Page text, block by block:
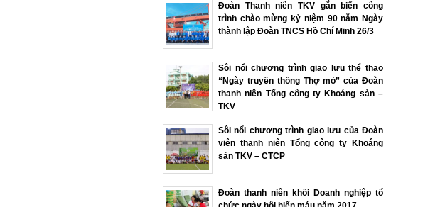
Đoàn Thanh niên TKV gắn biển công
trình chào mừng kỷ niệm 90 năm Ngày
thành lập Đoàn TNCS Hồ Chí Minh 26/3
Sôi nổi chương trình giao lưu thể thao
“Ngày truyền thống Thợ mỏ” của Đoàn
thanh niên Tổng công ty Khoáng sản –
TKV
Sôi nổi chương trình giao lưu của Đoàn
viên thanh niên Tổng công ty Khoáng
sản TKV – CTCP
Đoàn thanh niên khối Doanh nghiệp tổ